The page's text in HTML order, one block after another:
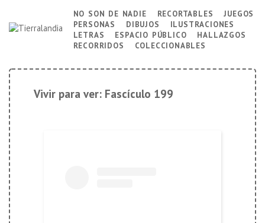
Saltar
Navegación
principal
no son de nadie recortables juegos
personas dibujos ilustraciones
letras espacio público hallazgos
recorridos coleccionables
Vivir para ver: Fascículo 199